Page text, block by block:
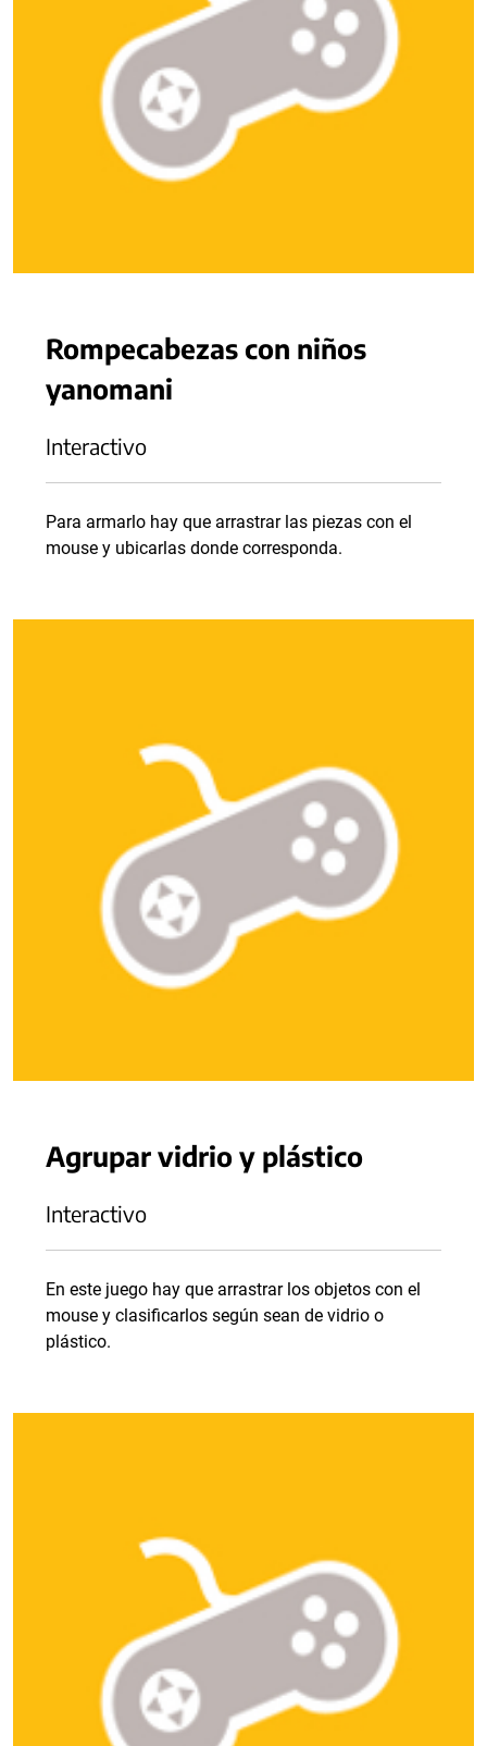
Rompecabezas con niños
yanomani
Interactivo
Para armarlo hay que arrastrar las piezas con el
mouse y ubicarlas donde corresponda.
Agrupar vidrio y plástico
Interactivo
En este juego hay que arrastrar los objetos con el
mouse y clasificarlos según sean de vidrio o
plástico.